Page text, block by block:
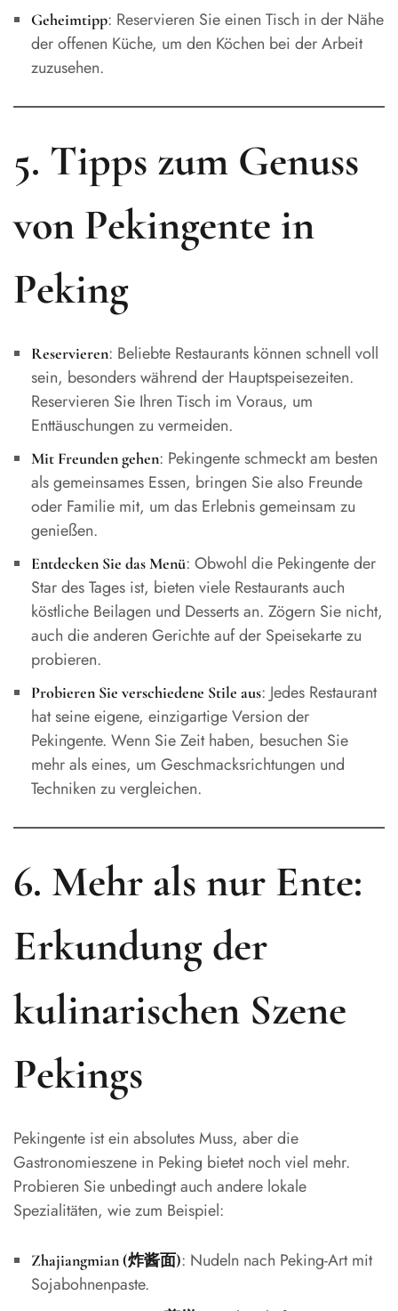
Geheimtipp: Reservieren Sie einen Tisch in der Nähe
der offenen Küche, um den Köchen bei der Arbeit
zuzusehen.
5. Tipps zum Genuss
von Pekingente in
Peking
Reservieren: Beliebte Restaurants können schnell voll
sein, besonders während der Hauptspeisezeiten.
Reservieren Sie Ihren Tisch im Voraus, um
Enttäuschungen zu vermeiden.
Mit Freunden gehen: Pekingente schmeckt am besten
als gemeinsames Essen, bringen Sie also Freunde
oder Familie mit, um das Erlebnis gemeinsam zu
genießen.
Entdecken Sie das Menü: Obwohl die Pekingente der
Star des Tages ist, bieten viele Restaurants auch
köstliche Beilagen und Desserts an. Zögern Sie nicht,
auch die anderen Gerichte auf der Speisekarte zu
probieren.
Probieren Sie verschiedene Stile aus: Jedes Restaurant
hat seine eigene, einzigartige Version der
Pekingente. Wenn Sie Zeit haben, besuchen Sie
mehr als eines, um Geschmacksrichtungen und
Techniken zu vergleichen.
6. Mehr als nur Ente:
Erkundung der
kulinarischen Szene
Pekings
Pekingente ist ein absolutes Muss, aber die
Gastronomieszene in Peking bietet noch viel mehr.
Probieren Sie unbedingt auch andere lokale
Spezialitäten, wie zum Beispiel:
Zhajiangmian (炸酱面): Nudeln nach Peking-Art mit
Sojabohnenpaste.